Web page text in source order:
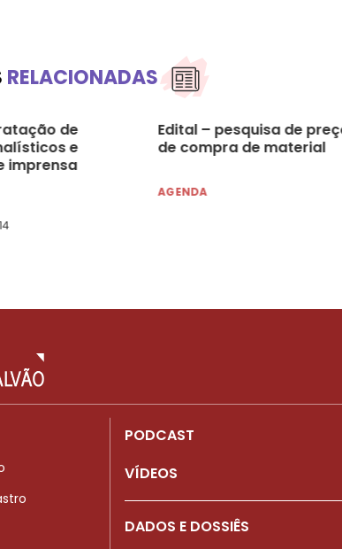
RELACIONADAS
de
e
imprensa
Edital – pesquisa de
de compra de material
AGENDA
PODCAST
VÍDEOS
DADOS E DOSSIÊS